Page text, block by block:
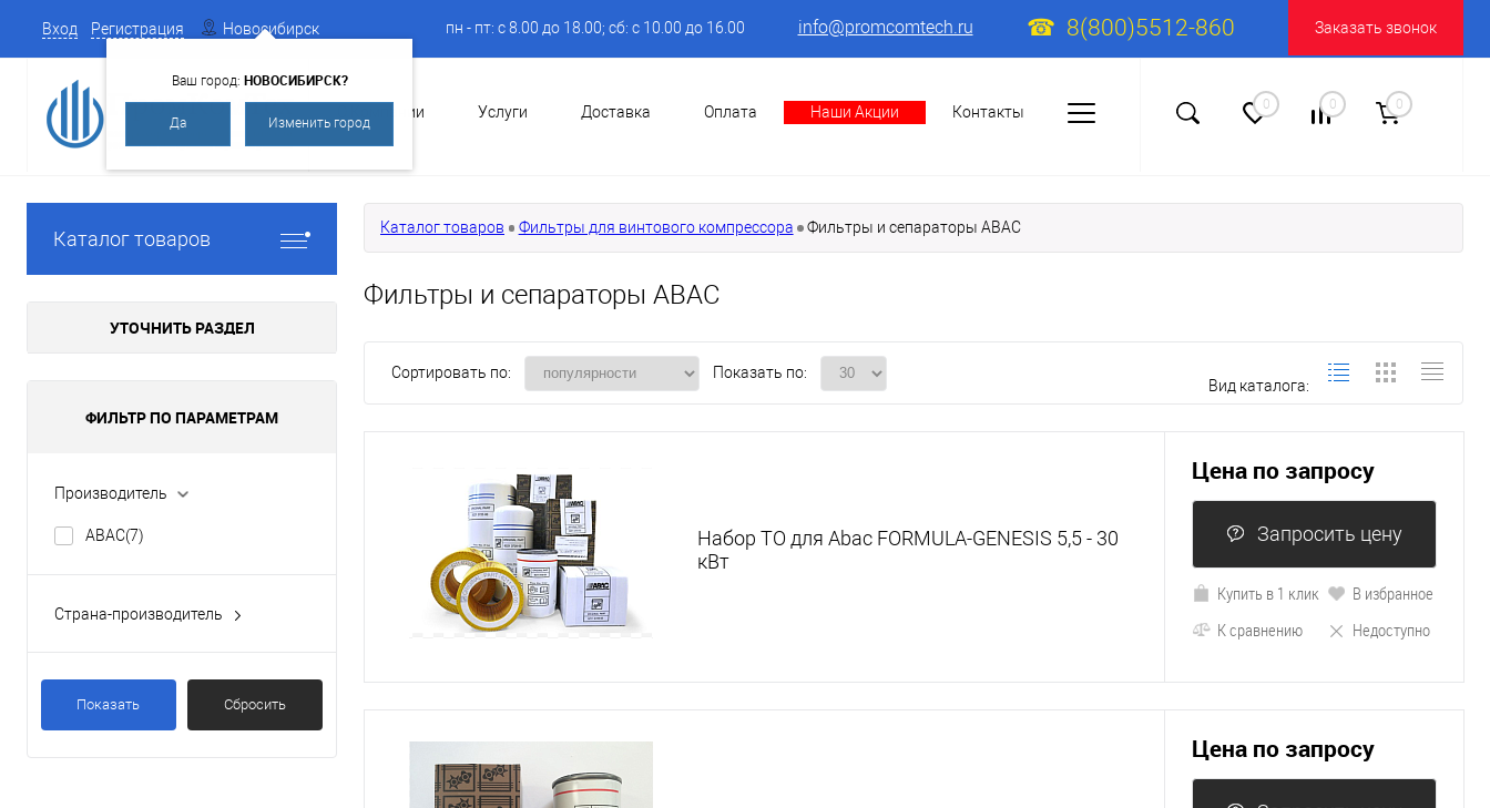
Вход Регистрация Новосибирск
Ваш город: НОВОСИБИРСК?
Да Изменить город
пн - пт: с 8.00 до 18.00; сб: с 10.00 до 16.00 info@promcomtech.ru 8(800)5512-860 Заказать звонок
О Компании Услуги Доставка Оплата Наши Акции Контакты 0 0 0
Каталог товаров
УТОЧНИТЬ РАЗДЕЛ
ФИЛЬТР ПО ПАРАМЕТРАМ
Производитель
ABAC(7)
Страна-производитель
Показать Сбросить
Каталог товаров Фильтры для винтового компрессора Фильтры и сепараторы ABAC
Фильтры и сепараторы ABAC
Сортировать по: Показать по:
Вид каталога:
Набор ТО для Abac FORMULA-GENESIS 5,5 - 30
кВт
Цена по запросу
Запросить цену
Купить в 1 клик
В избранное
К сравнению
Недоступно
Цена по запросу